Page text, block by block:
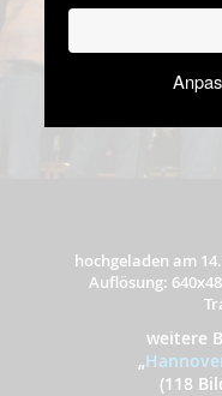
hochgeladen am
Auflösung:
weitere
„
(118